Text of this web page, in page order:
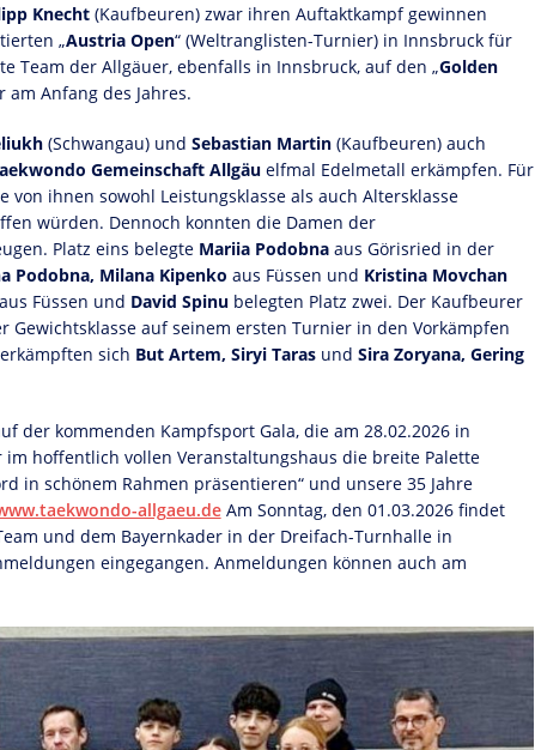
Knecht(Kaufbeuren) zwar ihren Auftaktkampf gewinnen
„Austria Open“ (Weltranglisten-Turnier) in Innsbruck für
Team der Allgäuer, ebenfalls in Innsbruck, auf den „Golden
Anfang des Jahres.
(Schwangau) und Sebastian Martin(Kaufbeuren) auch
Gemeinschaft Allgäuelfmal Edelmetall erkämpfen. Für
ihnen sowohl Leistungsklasse als auch Altersklasse
würden. Dennoch konnten die Damen der
Platz eins belegte Mariia Podobnaaus Görisried in der
Podobna, Milana Kipenko aus Füssen und Kristina Movchan
Füssen und David Spinubelegten Platz zwei. Der Kaufbeurer
auf seinem ersten Turnier in den Vorkämpfen
sich But Artem, Siryi Tarasund Sira Zoryana, Gering
der kommenden Kampfsport Gala, die am 28.02.2026 in
hoffentlich vollen Veranstaltungshaus die breite Palette
in schönem Rahmen präsentieren“ und unsere 35 Jahre
allgaeu.deAm Sonntag, den 01.03.2026 findet
und dem Bayernkader in der Dreifach-Turnhalle in
eingegangen. Anmeldungen können auch am